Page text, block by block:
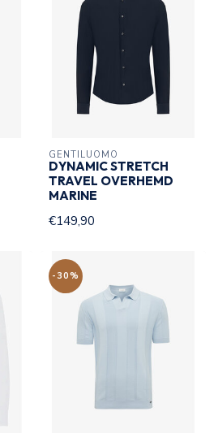
GENTILUOMO
DYNAMIC STRETCH
TRAVEL OVERHEMD
MARINE
€149,90
-30%